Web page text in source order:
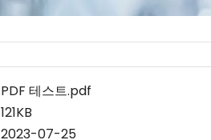
PDF 테스트.pdf
121KB
2023-07-25